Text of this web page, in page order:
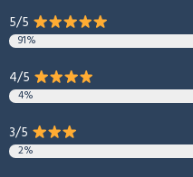
5/5
91%
4/5
4%
3/5
2%